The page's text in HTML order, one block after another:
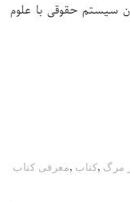
سیستم حقوقی با علوم
مرگ ,کتاب ,معرفی کتاب